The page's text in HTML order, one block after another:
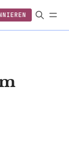
FOLGEN